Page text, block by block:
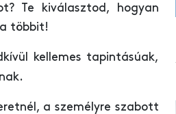
Te kiválasztod, hogyan
a többit!
kellemes tapintásúak,
a személyre szabott